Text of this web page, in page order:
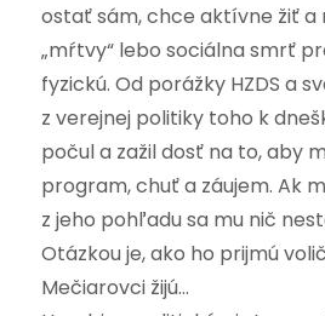
ostať sám, chce aktívne žiť a
„mŕtvy“ lebo sociálna smrť
fyzickú. Od porážky HZDS a
z verejnej politiky toho k
počul a zažil dosť na to, aby
program, chuť a záujem. Ak
z jeho pohľadu sa mu nič
Otázkou je, ako ho prijmú
Mečiarovci žijú…